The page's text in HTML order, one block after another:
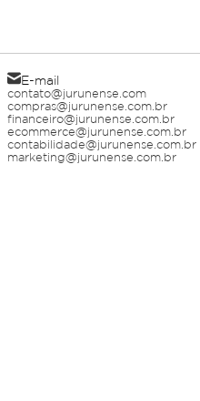
E-mail
contato@jurunense.com
compras@jurunense.com.br
financeiro@jurunense.com.br
ecommerce@jurunense.com.br
contabilidade@jurunense.com.br
marketing@jurunense.com.br